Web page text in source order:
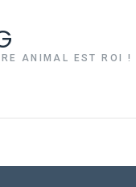
ANIMAL EST ROI !